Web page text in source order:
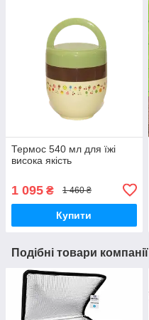
Термос 540 мл для їжі
висока якість
1 095 ₴ 1 460 ₴
Купити
Подібні товари компанії